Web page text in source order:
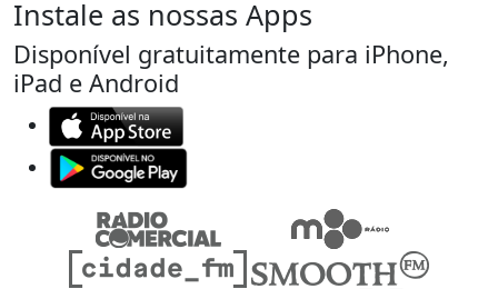
Instale as nossas Apps
Disponível gratuitamente para iPhone,
iPad e Android